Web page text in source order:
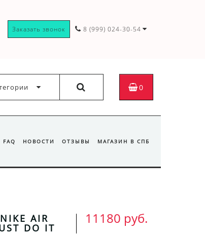
Заказать звонок 8 (999) 024-30-54
0
FAQ НОВОСТИ ОТЗЫВЫ МАГАЗИН В СПБ
AIR
DO IT
11180 руб.